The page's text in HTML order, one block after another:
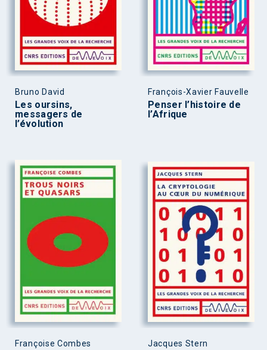
Bruno David
Les oursins,
messagers de
l’évolution
François-Xavier Fauvelle
Penser l’histoire de
l’Afrique
Françoise Combes Jacques Stern